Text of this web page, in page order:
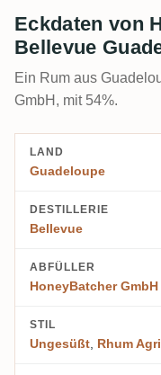
Eckdaten von
Bellevue
Ein Rum aus
GmbH, mit 54%.
LAND
Guadeloupe
DESTILLERIE
Bellevue
ABFÜLLER
HoneyBatcher GmbH
STIL
Ungesüßt, Rhum